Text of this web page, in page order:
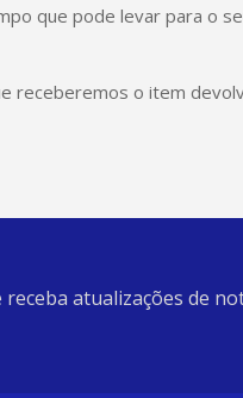
que pode levar para o
receberemos o item
atualizações de